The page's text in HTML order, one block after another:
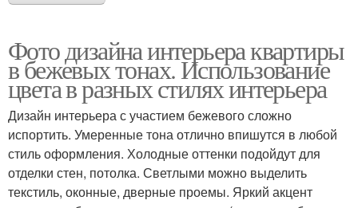
Фото дизайна интерьера квартиры
в бежевых тонах. Использование
цвета в разных стилях интерьера
Дизайн интерьера с участием бежевого сложно
испортить. Умеренные тона отлично впишутся в любой
стиль оформления. Холодные оттенки подойдут для
отделки стен, потолка. Светлыми можно выделить
текстиль, оконные, дверные проемы. Яркий акцент